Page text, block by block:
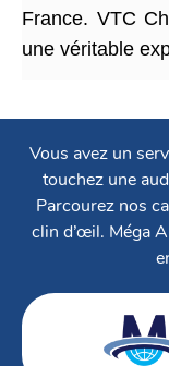
France. VTC
une véritable
Vous avez un
touchez une
Parcourez nos
clin d’œil. Méga